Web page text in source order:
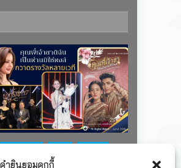
ำยินยอมคุกกี้
รางวัล
ละคร-ซีรีส์